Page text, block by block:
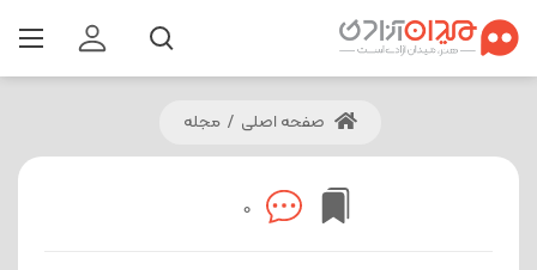
صفحه اصلی / مجله
0